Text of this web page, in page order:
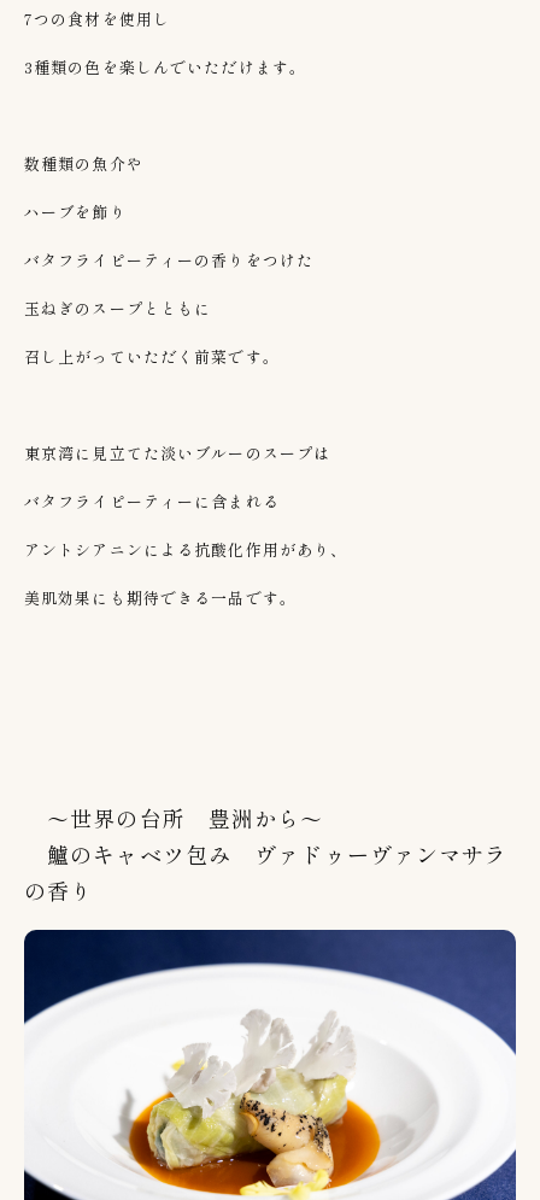
7つの食材を使用し
3種類の色を楽しんでいただけます。
数種類の魚介や
ハーブを飾り
バタフライピーティーの香りをつけた
玉ねぎのスープとともに
召し上がっていただく前菜です。
東京湾に見立てた淡いブルーのスープは
バタフライピーティーに含まれる
アントシアニンによる抗酸化作用があり、
美肌効果にも期待できる一品です。
～世界の台所 豊洲から～
鱸のキャベツ包み ヴァドゥーヴァンマサラ
の香り